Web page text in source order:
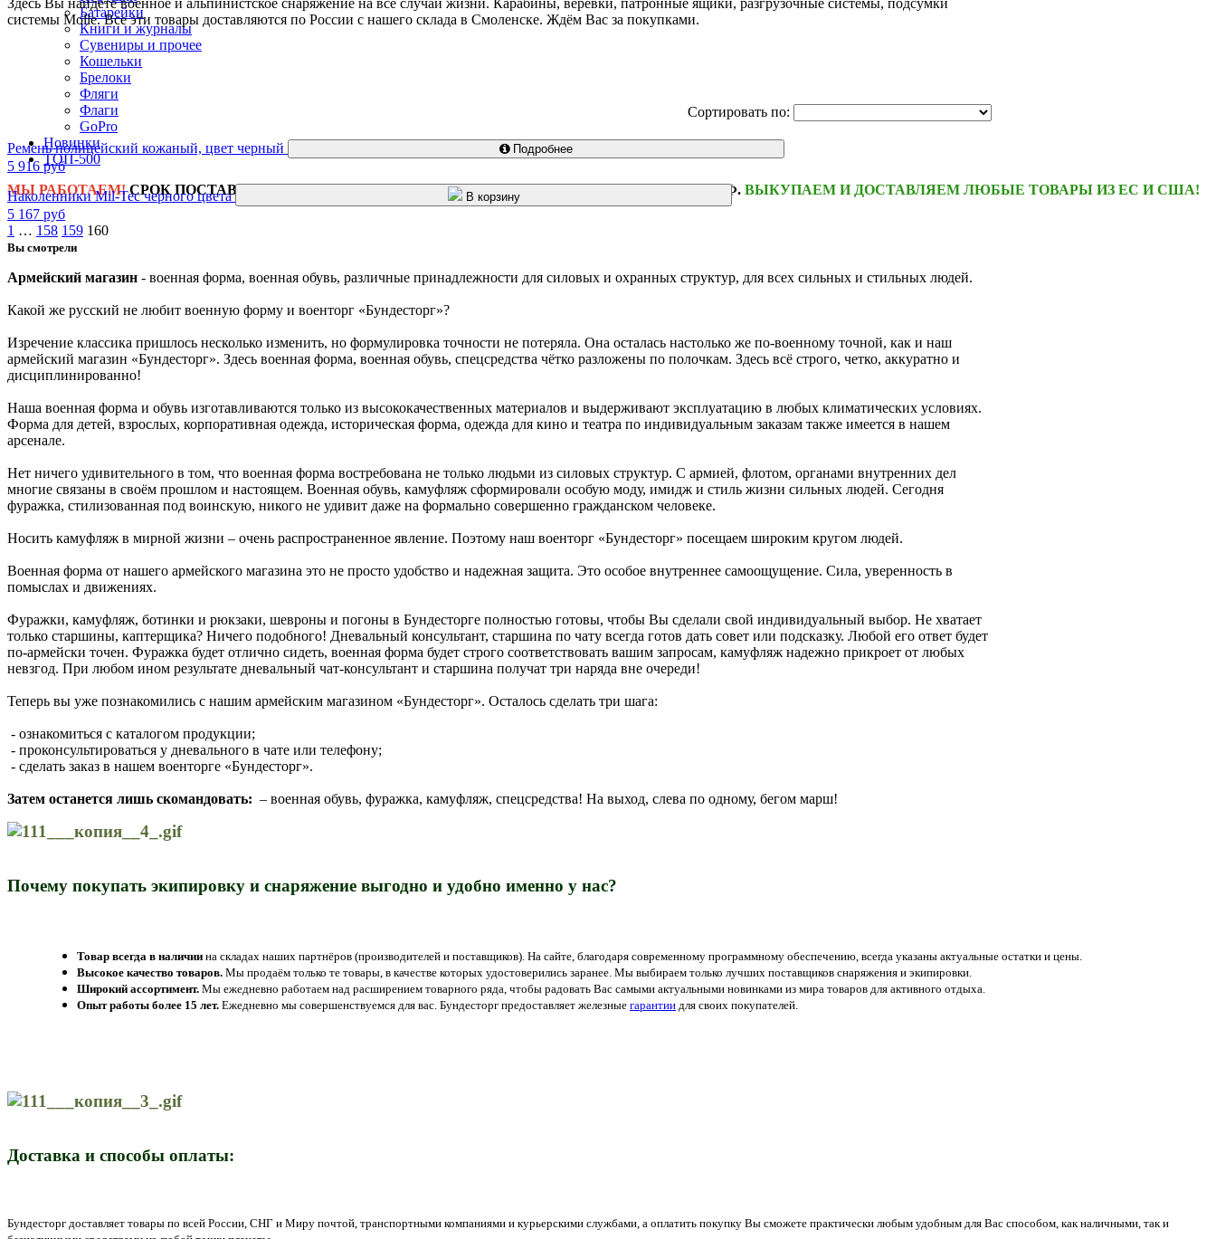
Батарейки
Книги и журналы
Сувениры и прочее
Кошельки
Брелоки
Фляги
Флаги
GoPro
Новинки
ТОП-500
МЫ РАБОТАЕМ!СРОК ПОСТАВКИ4-6 НЕДЕЛЬ!ТОВАРЫ РАЗДЕЛА "СКЛАД В РФ" НАХОДЯТСЯ В РФ. ВЫКУПАЕМ И ДОСТАВЛЯЕМ ЛЮБЫЕ ТОВАРЫ ИЗ ЕС И США!
Здесь Вы найдёте военное и альпинистское снаряжение на все случаи жизни. Карабины, верёвки, патронные ящики, разгрузочные системы, подсумки
системы Molle. Все эти товары доставляются по России с нашего склада в Смоленске. Ждём Вас за покупками.
Сортировать по:
Ремень полицейский кожаный, цвет черный Подробнее
5 916 руб
Наколенники Mil-Tec черного цвета
В корзину
5 167 руб
1 … 158 159 160
Вы смотрели
Армейский магазин - военная форма, военная обувь, различные принадлежности для силовых и охранных структур, для всех сильных и стильных людей.
Какой же русский не любит военную форму и военторг «Бундесторг»?
Изречение классика пришлось несколько изменить, но формулировка точности не потеряла. Она осталась настолько же по-военному точной, как и наш
армейский магазин «Бундесторг». Здесь военная форма, военная обувь, спецсредства чётко разложены по полочкам. Здесь всё строго, четко, аккуратно и
дисциплинированно!
Наша военная форма и обувь изготавливаются только из высококачественных материалов и выдерживают эксплуатацию в любых климатических условиях.
Форма для детей, взрослых, корпоративная одежда, историческая форма, одежда для кино и театра по индивидуальным заказам также имеется в нашем
арсенале.
Нет ничего удивительного в том, что военная форма востребована не только людьми из силовых структур. С армией, флотом, органами внутренних дел
многие связаны в своём прошлом и настоящем. Военная обувь, камуфляж сформировали особую моду, имидж и стиль жизни сильных людей. Сегодня
фуражка, стилизованная под воинскую, никого не удивит даже на формально совершенно гражданском человеке.
Носить камуфляж в мирной жизни – очень распространенное явление. Поэтому наш военторг «Бундесторг» посещаем широким кругом людей.
Военная форма от нашего армейского магазина это не просто удобство и надежная защита. Это особое внутреннее самоощущение. Сила, уверенность в
помыслах и движениях.
Фуражки, камуфляж, ботинки и рюкзаки, шевроны и погоны в Бундесторге полностью готовы, чтобы Вы сделали свой индивидуальный выбор. Не хватает
только старшины, каптерщика? Ничего подобного! Дневальный консультант, старшина по чату всегда готов дать совет или подсказку. Любой его ответ будет
по-армейски точен. Фуражка будет отлично сидеть, военная форма будет строго соответствовать вашим запросам, камуфляж надежно прикроет от любых
невзгод. При любом ином результате дневальный чат-консультант и старшина получат три наряда вне очереди!
Теперь вы уже познакомились с нашим армейским магазином «Бундесторг». Осталось сделать три шага:
- ознакомиться с каталогом продукции;
- проконсультироваться у дневального в чате или телефону;
- сделать заказ в нашем военторге «Бундесторг».
Затем останется лишь скомандовать: – военная обувь, фуражка, камуфляж, спецсредства! На выход, слева по одному, бегом марш!
Почему покупать экипировку и снаряжение выгодно и удобно именно у нас?
Товар всегда в наличии на складах наших партнёров (производителей и поставщиков). На сайте, благодаря современному программному обеспечению, всегда указаны актуальные остатки и цены.
Высокое качество товаров. Мы продаём только те товары, в качестве которых удостоверились заранее. Мы выбираем только лучших поставщиков снаряжения и экипировки.
Широкий ассортимент. Мы ежедневно работаем над расширением товарного ряда, чтобы радовать Вас самыми актуальными новинками из мира товаров для активного отдыха.
Опыт работы более 15 лет. Ежедневно мы совершенствуемся для вас. Бундесторг предоставляет железные гарантии для своих покупателей.
Доставка и способы оплаты:
Бундесторг доставляет товары по всей России, СНГ и Миру почтой, транспортными компаниями и курьерскими службами, а оплатить покупку Вы сможете практически любым удобным для Вас способом, как наличными, так и